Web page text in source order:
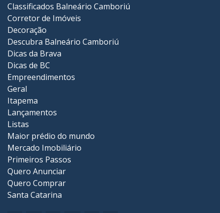
Classificados Balneário Camboriú
Corretor de Imóveis
Decoração
Descubra Balneário Camboriú
Dicas da Brava
Dicas de BC
Empreendimentos
Geral
Itapema
Lançamentos
Listas
Maior prédio do mundo
Mercado Imobiliário
Primeiros Passos
Quero Anunciar
Quero Comprar
Santa Catarina